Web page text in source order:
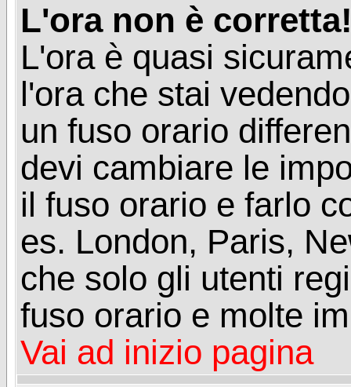
L'ora non è
L'ora è quasi
l'ora che stai
un fuso orario
devi cambiare le
il fuso orario e farlo
es. London, Paris,
che solo gli utenti
fuso orario e molte
Vai ad inizio pagina